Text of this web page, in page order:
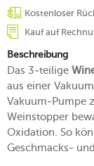
Kostenloser
Kauf auf
Beschreibung
Das 3-teilige
aus einer
Vakuum-Pumpe
Weinstopper
Oxidation. So
Geschmacks-